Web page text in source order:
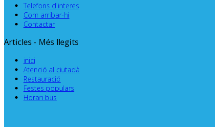
Telefons d'interes
Com arribar-hi
Contactar
Articles - Més llegits
inici
Atenció al ciutadà
Restauració
Festes populars
Horari bus